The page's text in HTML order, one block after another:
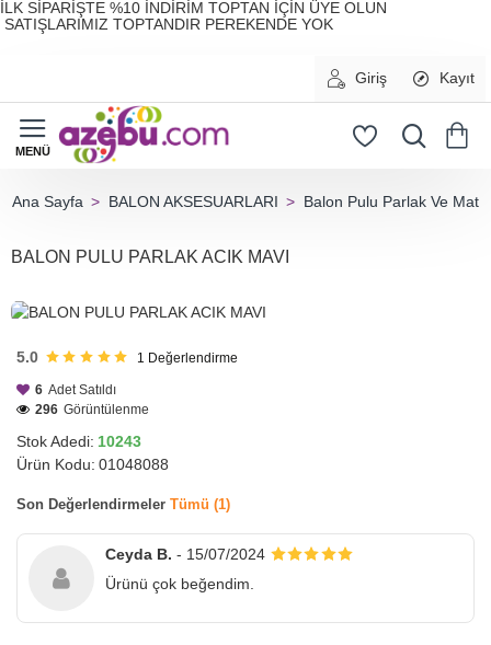
İLK SİPARİŞTE %10 İNDİRİM TOPTAN İÇİN ÜYE OLUN
SATIŞLARIMIZ TOPTANDIR PEREKENDE YOK
Giriş Kayıt
BALON AKSESUARLARI Balon Pulu Parlak Ve Mat
BALON PULU PARLAK ACIK MAVI
5.0 1 Değerlendirme
Stok Adedi: 10243
Ürün Kodu: 01048088
6 Adet Satıldı
296 Görüntülenme
Son Değerlendirmeler Tümü (1)
Ceyda B. - 15/07/2024
Ürünü çok beğendim.